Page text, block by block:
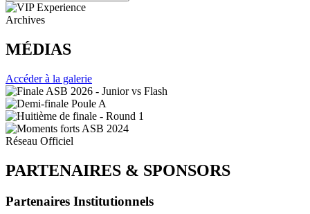
Archives
MÉDIAS
Accéder à la galerie
Réseau Officiel
PARTENAIRES & SPONSORS
Partenaires Institutionnels